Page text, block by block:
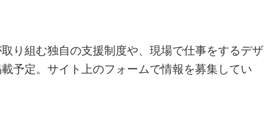
り組む独自の支援制度や、現場で仕事をするデザ
予定。サイト上のフォームで情報を募集してい